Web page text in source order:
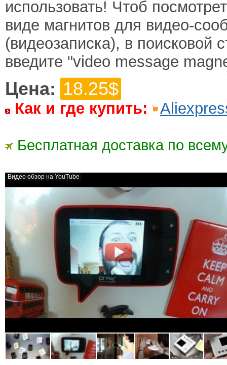
использовать! Чтоб
виде магнитов для видео-
(видеозаписка), в поисковой
введите "video message
Цена: 18.25$
Как и где купить:
Бесплатная доставка по
Видео обзор на YouTube